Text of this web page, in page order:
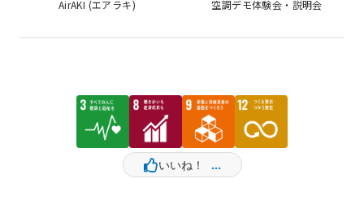
AirAKI (エアラキ) 空調デモ体験会・説明会